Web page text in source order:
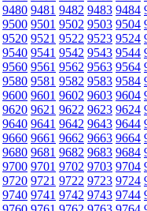
9480 9481 9482 9483 9484
9500 9501 9502 9503 9504
9520 9521 9522 9523 9524
9540 9541 9542 9543 9544
9560 9561 9562 9563 9564
9580 9581 9582 9583 9584
9600 9601 9602 9603 9604
9620 9621 9622 9623 9624
9640 9641 9642 9643 9644
9660 9661 9662 9663 9664
9680 9681 9682 9683 9684
9700 9701 9702 9703 9704
9720 9721 9722 9723 9724
9740 9741 9742 9743 9744